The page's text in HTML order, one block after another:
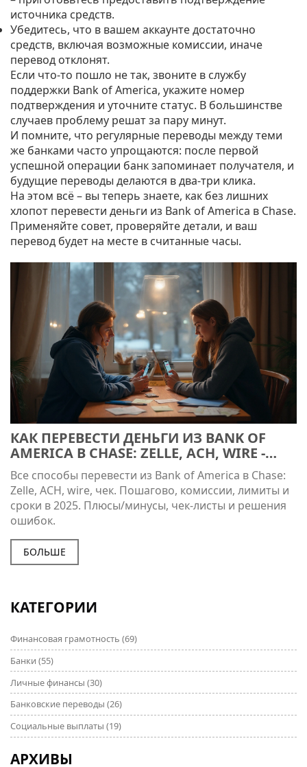
источника средств.
Убедитесь, что в вашем аккаунте достаточно
средств, включая возможные комиссии, иначе
перевод отклонят.
Если что‑то пошло не так, звоните в службу
поддержки Bank of America, укажите номер
подтверждения и уточните статус. В большинстве
случаев проблему решат за пару минут.
И помните, что регулярные переводы между теми
же банками часто упрощаются: после первой
успешной операции банк запоминает получателя, и
будущие переводы делаются в два‑три клика.
На этом всё – вы теперь знаете, как без лишних
хлопот перевести деньги из Bank of America в Chase.
Применяйте совет, проверяйте детали, и ваш
перевод будет на месте в считанные часы.
КАК ПЕРЕВЕСТИ ДЕНЬГИ ИЗ BANK OF
AMERICA В CHASE: ZELLE, ACH, WIRE -
ПОШАГОВО (2025)
Все способы перевести из Bank of America в Chase:
Zelle, ACH, wire, чек. Пошагово, комиссии, лимиты и
сроки в 2025. Плюсы/минусы, чек-листы и решения
ошибок.
БОЛЬШЕ
КАТЕГОРИИ
Финансовая грамотность (69)
Банки (55)
Личные финансы (30)
Банковские переводы (26)
Социальные выплаты (19)
АРХИВЫ